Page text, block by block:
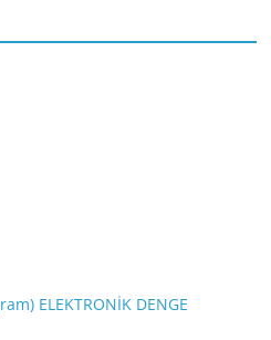
ELEKTRONİK DENGE